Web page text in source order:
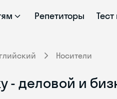
Репетиторы
Носители
- деловой и